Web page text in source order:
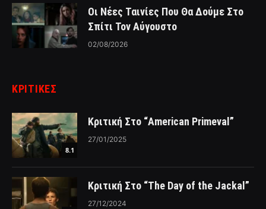
Οι Νέες Ταινίες Που Θα Δούμε Στο
Σπίτι Τον Αύγουστο
02/08/2026
ΚΡΙΤΙΚΈΣ
8.1
Κριτική Στο “American Primeval”
27/01/2025
Κριτική Στο “The Day of the Jackal”
27/12/2024